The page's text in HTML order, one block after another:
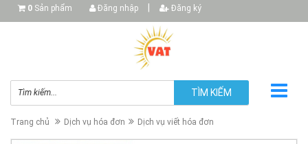
0 Sản phẩm Đăng nhập Đăng ký
TÌM KIẾM
Trang chủ Dịch vụ hóa đơn Dịch vụ viết hóa đơn